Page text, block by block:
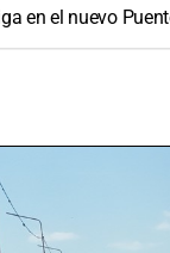
en el nuevo